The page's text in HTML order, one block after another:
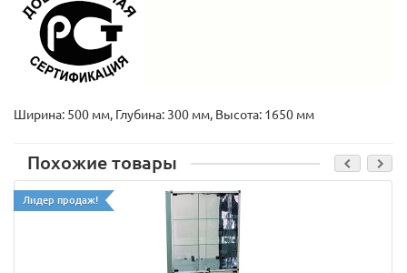
Ширина: 500 мм, Глубина: 300 мм, Высота: 1650 мм
Похожие товары
Лидер продаж!